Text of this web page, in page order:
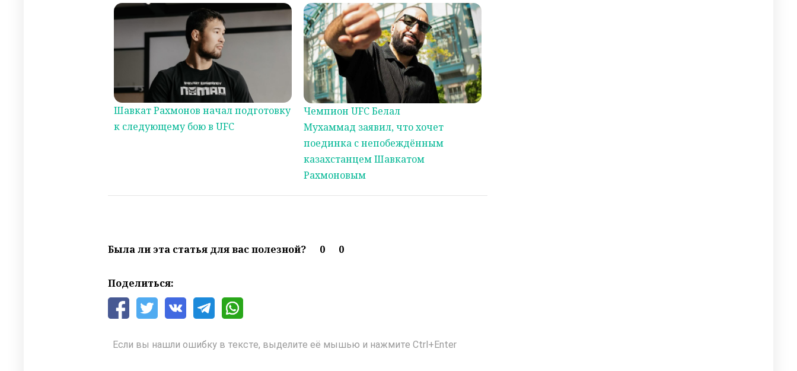
Шавкат Рахмонов начал подготовку
к следующему бою в UFC
Чемпион UFC Белал
Мухаммад заявил, что хочет
поединка с непобеждённым
казахстанцем Шавкатом
Рахмоновым
Была ли эта статья для вас полезной? 0 0
Поделиться:
Если вы нашли ошибку в тексте, выделите её мышью и нажмите Ctrl+Enter